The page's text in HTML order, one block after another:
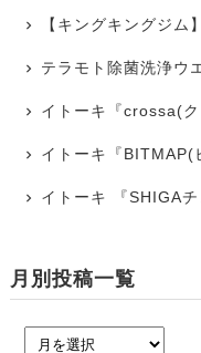
【キングキングジム
テラモト除菌洗浄ウ
イトーキ『crossa(ク
イトーキ『BITMAP(
イトーキ 『SHIGAチ
月別投稿一覧